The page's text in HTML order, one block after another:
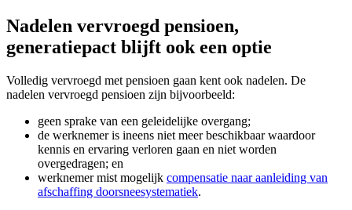
Nadelen vervroegd pensioen,
generatiepact blijft ook een optie
Volledig vervroegd met pensioen gaan kent ook nadelen. De
nadelen vervroegd pensioen zijn bijvoorbeeld:
geen sprake van een geleidelijke overgang;
de werknemer is ineens niet meer beschikbaar waardoor
kennis en ervaring verloren gaan en niet worden
overgedragen; en
werknemer mist mogelijk compensatie naar aanleiding van
afschaffing doorsneesystematiek.